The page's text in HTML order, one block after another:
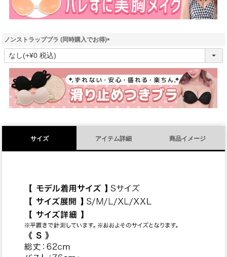
ノンストラップブラ (同時購入でお得)
(
須
)
サイズ アイテム詳細 商品イメージ